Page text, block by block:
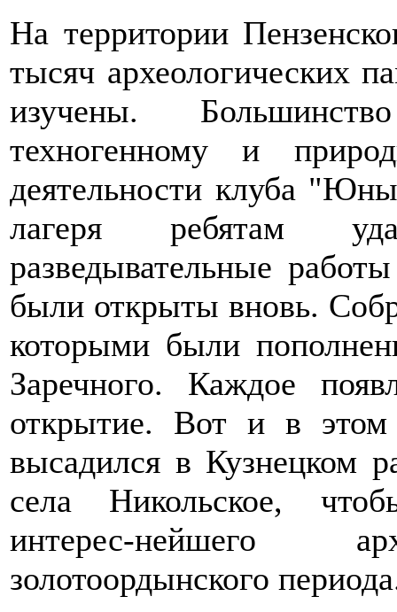
На территории
тысяч археологических
изучены.
техногенному и
деятельности клуба
лагеря ребятам
разведывательные
были открыты вновь.
которыми были
Заречного. Каждое
открытие. Вот и в
высадился в Кузнецком
села Никольское,
интерес-нейшего
золотоордынского